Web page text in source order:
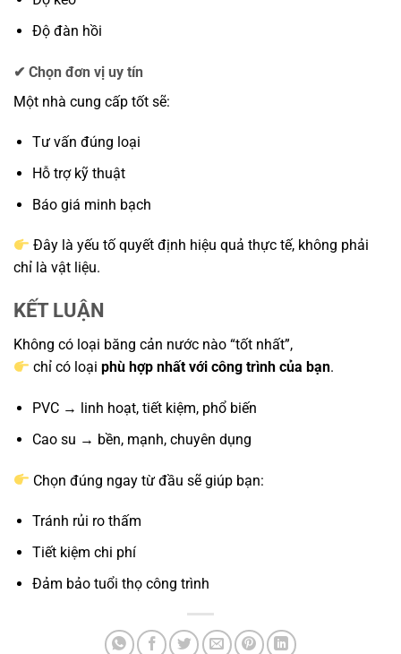
Độ đàn hồi
✔ Chọn đơn vị uy tín
Một nhà cung cấp tốt sẽ:
Tư vấn đúng loại
Hỗ trợ kỹ thuật
Báo giá minh bạch
Đây là yếu tố quyết định hiệu quả thực tế, không phải
chỉ là vật liệu.
KẾT LUẬN
Không có loại băng cản nước nào “tốt nhất”,
chỉ có loạiphù hợp nhất với công trình của bạn.
PVC → linh hoạt, tiết kiệm, phổ biến
Cao su → bền, mạnh, chuyên dụng
Chọn đúng ngay từ đầu sẽ giúp bạn:
Tránh rủi ro thấm
Tiết kiệm chi phí
Đảm bảo tuổi thọ công trình